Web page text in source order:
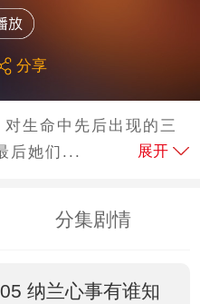
分享
生命中先后出现的三
后她们...
展开
分集剧情
纳兰心事有谁知